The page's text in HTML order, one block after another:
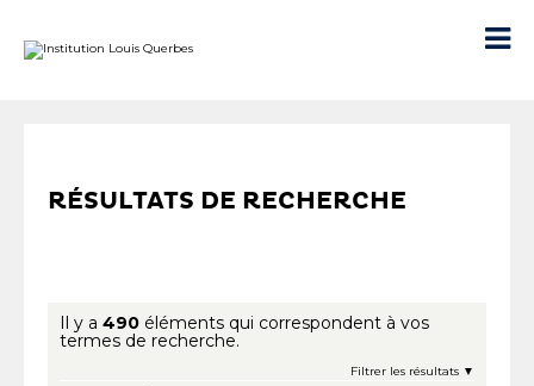
contenu.

RÉSULTATS DE RECHERCHE
Il y a 490 éléments qui correspondent à vos
termes de recherche.
Filtrer les résultats